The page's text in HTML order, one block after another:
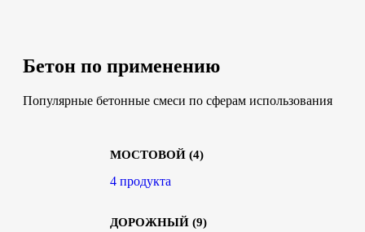
Бетон по применению
Популярные бетонные смеси по сферам использования
МОСТОВОЙ (4)
4 продукта
ДОРОЖНЫЙ (9)